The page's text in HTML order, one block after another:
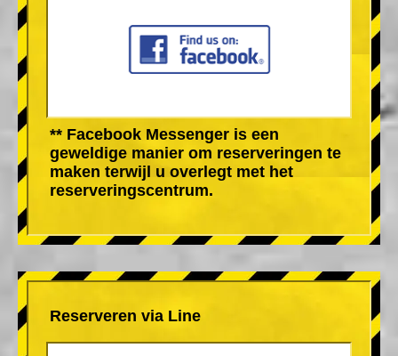
** Facebook Messenger is een
geweldige manier om reserveringen te
maken terwijl u overlegt met het
reserveringscentrum.
Reserveren via Line